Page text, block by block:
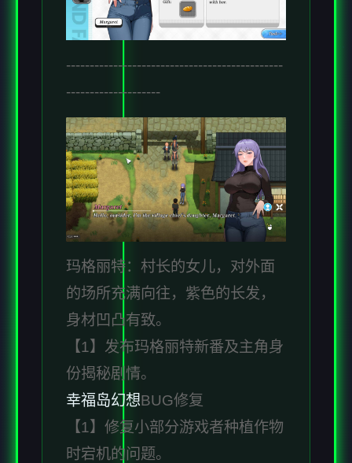
----------------------------------------------
--------------------
玛格丽特：村长的女儿，对外面
的场所充满向往，紫色的长发，
身材凹凸有致。
【1】发布玛格丽特新番及主角身
份揭秘剧情。
幸福岛幻想BUG修复
【1】修复小部分游戏者种植作物
时宕机的问题。